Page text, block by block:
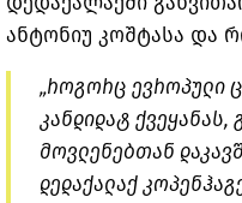
ანტონიუ კოშტასა და
„როგორც ევროპული
კანდიდატ
მოვლენებთან
დედაქალაქ